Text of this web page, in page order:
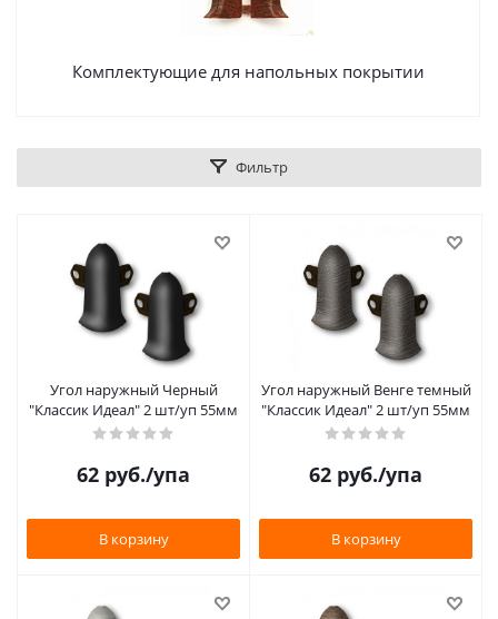
Комплектующие для напольных покрытии
Фильтр
Угол наружный Черный
"Классик Идеал" 2 шт/уп 55мм
62 руб./упа
В корзину
Угол наружный Венге темный
"Классик Идеал" 2 шт/уп 55мм
62 руб./упа
В корзину